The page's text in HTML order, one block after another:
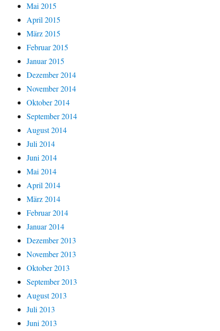
Mai 2015
April 2015
März 2015
Februar 2015
Januar 2015
Dezember 2014
November 2014
Oktober 2014
September 2014
August 2014
Juli 2014
Juni 2014
Mai 2014
April 2014
März 2014
Februar 2014
Januar 2014
Dezember 2013
November 2013
Oktober 2013
September 2013
August 2013
Juli 2013
Juni 2013